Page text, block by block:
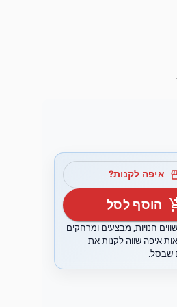
איפה לקנות?
הוסף לסל
חנויות, מבצעים ומרחקים
איפה שווה לקנות את
שבסל.